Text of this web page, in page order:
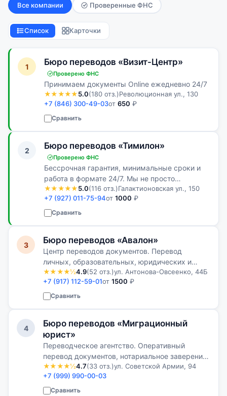
Все компании Проверенные ФНС
Список Карточки
1 Бюро переводов «Визит-Центр»
Проверено ФНС
Принимаем документы Online ежедневно 24/7
★★★★★5.0(180 отз.)Революционная ул., 130
+7 (846) 300-49-03от 650 ₽
Сравнить
2 Бюро переводов «Тимилон»
Проверено ФНС
Бессрочная гарантия, минимальные сроки и
работа в формате 24/7. Мы не просто
переводим документы, а решаем ваши задачи.
★★★★★5.0(116 отз.)Галактионовская ул., 150
+7 (927) 011-75-94от 1000 ₽
Сравнить
3 Бюро переводов «Авалон»
Центр переводов документов. Перевод
личных, образовательных, юридических и
иных документов с последующим
нотариальным заверением. Консультации по
апостилю и легализации документов.
★★★★½4.9(52 отз.)ул. Антонова-Овсеенко, 44Б
+7 (917) 112-59-01от 1500 ₽
Сравнить
4
Бюро переводов «Миграционный
юрист»
Переводческое агентство. Оперативный
перевод документов, нотариальное заверение,
апостиль и подготовка документов для
использования в России и за границей.
★★★★½4.7(33 отз.)ул. Советской Армии, 94
+7 (999) 990-00-03
Сравнить